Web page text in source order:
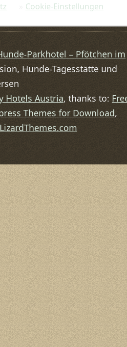
Cookie-Einstellungen
Parkhotel – Pfötchen im
Hunde-Tagesstätte und
Hotels Austria, thanks to:
Themes for Download,
LizardThemes.com